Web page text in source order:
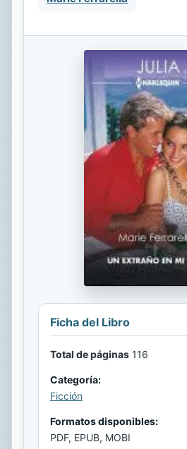
Ficha del Libro
Total de páginas 116
Categoría:
Ficción
Formatos disponibles:
PDF, EPUB, MOBI